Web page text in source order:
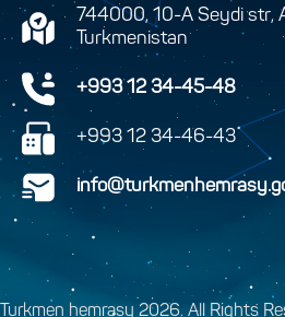
744000, 10-A Seydi str,
Turkmenistan
+993 12 34-45-48
+993 12 34-46-43
Turkmen hemrasy 2026. All Rights